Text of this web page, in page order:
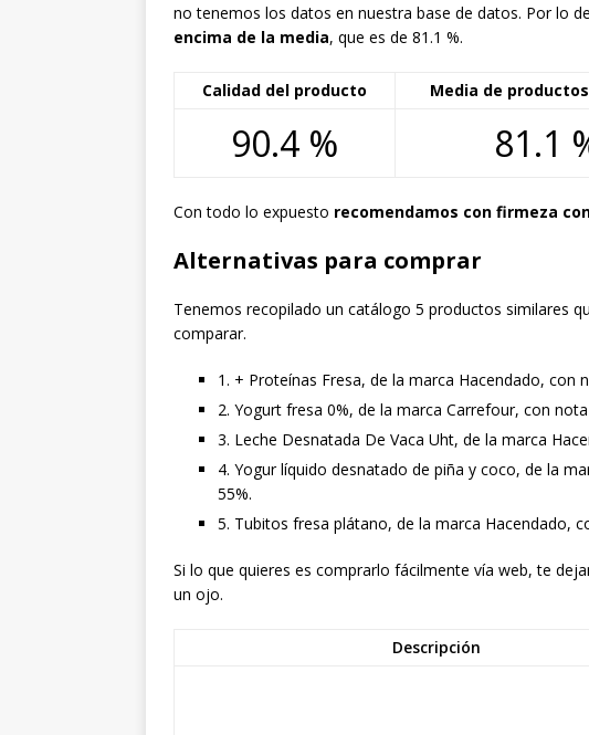
no tenemos los datos en nuestra base de datos. Por lo
encima de la media, que es de 81.1 %.
Calidad del producto Media de
90.4 % 81.1
Con todo lo expuesto recomendamos con firmeza
Alternativas para comprar
Tenemos recopilado un catálogo 5 productos similares
comparar.
1. + Proteínas Fresa, de la marca Hacendado, con
2. Yogurt fresa 0%, de la marca Carrefour, con
3. Leche Desnatada De Vaca Uht, de la marca
4. Yogur líquido desnatado de piña y coco, de la
55%.
5. Tubitos fresa plátano, de la marca Hacendado,
Si lo que quieres es comprarlo fácilmente vía web, te
un ojo.
Descripción